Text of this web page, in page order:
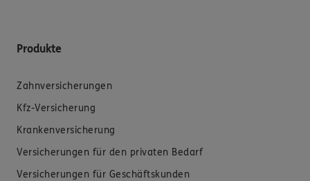
Produkte
Zahnversicherungen
Kfz-Versicherung
Krankenversicherung
Versicherungen für den privaten Bedarf
Versicherungen für Geschäftskunden